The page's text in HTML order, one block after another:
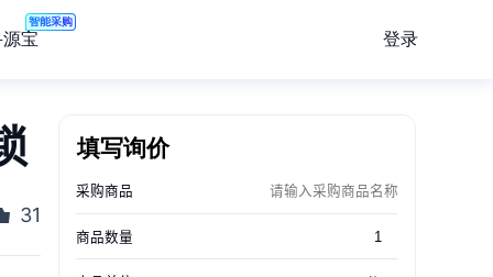
宝
智能采购
登录
31
填写询价